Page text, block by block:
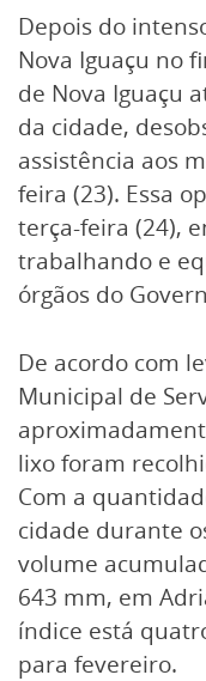
Depois do
Nova Iguaçu no
de Nova Iguaçu
da cidade,
assistência aos
feira (23). Essa
terça-feira (24),
trabalhando e
órgãos do
De acordo com
Municipal de
lixo foram
Com a
cidade durante
volume
643 mm, em
índice está
para fevereiro.